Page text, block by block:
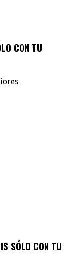
CON TU
SÓLO CON TU